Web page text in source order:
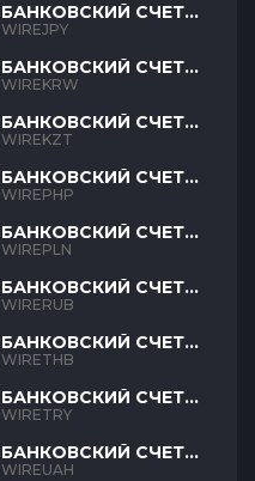
БАНКОВСКИЙ СЧЕТ
JPY
WIREJPY
БАНКОВСКИЙ СЧЕТ
KRW
WIREKRW
БАНКОВСКИЙ СЧЕТ
KZT
WIREKZT
БАНКОВСКИЙ СЧЕТ
PHP
WIREPHP
БАНКОВСКИЙ СЧЕТ
PLN
WIREPLN
БАНКОВСКИЙ СЧЕТ
RUB
WIRERUB
БАНКОВСКИЙ СЧЕТ
THB
WIRETHB
БАНКОВСКИЙ СЧЕТ
TRY
WIRETRY
БАНКОВСКИЙ СЧЕТ
UAH
WIREUAH